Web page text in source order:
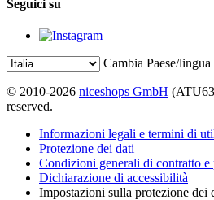
Seguici su
Cambia Paese/lingua
© 2010-2026 niceshops GmbH
reserved.
Informazioni legali e termini di
Protezione dei dati
Condizioni generali di contratto
Dichiarazione di accessibilità
Impostazioni sulla protezione dei